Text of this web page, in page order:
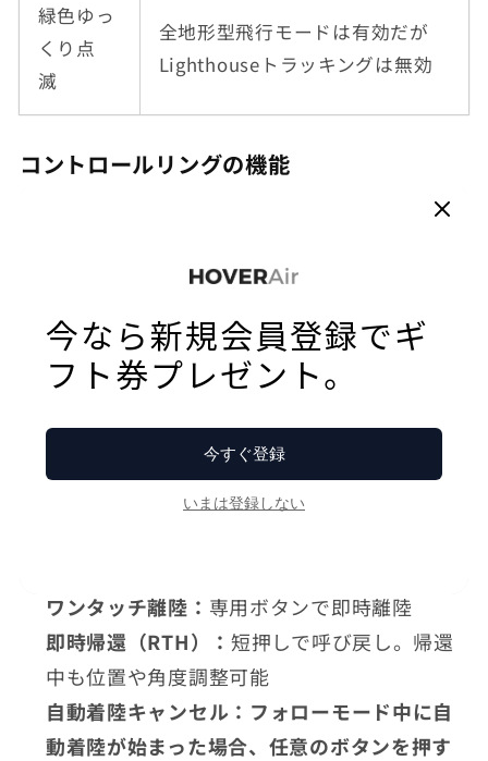
緑色ゆっ
くり点
滅
全地形型飛行モードは有効だが
Lighthouseトラッキングは無効
コントロールリングの機能
います。これによりリアルタイムで映像調整が可
・距離：ドローンを近づける・遠ざける
・方向：
・オービット：周回飛行の開始と速度・方向制御
ワンタッチ離陸： 専用ボタンで即時離陸
即時帰還（RTH）： 短押しで呼び戻し。帰還
中も位置や角度調整可能
自動着陸キャンセル：フォローモード中に自
動着陸が始まった場合、任意のボタンを押す